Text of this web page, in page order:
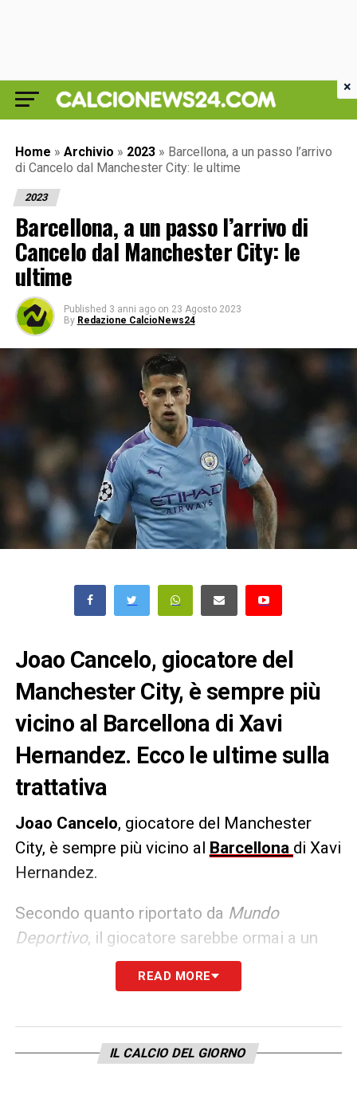
Home » Archivio » 2023 » Barcellona, a un passo l’arrivo
di Cancelo dal Manchester City: le ultime
2023
Barcellona, a un passo l’arrivo di
Cancelo dal Manchester City: le
ultime
Published 3 anni ago on 23 Agosto 2023
By Redazione CalcioNews24
Joao Cancelo, giocatore del
Manchester City, è sempre più
vicino al Barcellona di Xavi
Hernandez. Ecco le ultime sulla
trattativa
Joao Cancelo, giocatore del Manchester
City, è sempre più vicino al Barcellona di Xavi
Hernandez.
Secondo quanto riportato da Mundo
Deportivo, il giocatore sarebbe ormai a un
passo dal vestire la maglia blaugrana con la
formula del prestito con diritto di riscatto
LA PLAYLIST DELLE NOSTRE TOP NEWS
READ MORE
IL CALCIO DEL GIORNO
×